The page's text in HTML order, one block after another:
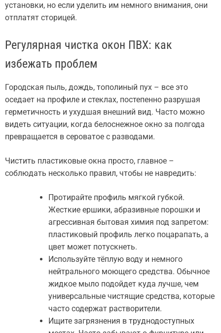
установки, но если уделить им немного внимания, они
отплатят сторицей.
Регулярная чистка окон ПВХ: как
избежать проблем
Городская пыль, дождь, тополиный пух – все это
оседает на профиле и стеклах, постепенно разрушая
герметичность и ухудшая внешний вид. Часто можно
видеть ситуации, когда белоснежное окно за полгода
превращается в сероватое с разводами.
Чистить пластиковые окна просто, главное –
соблюдать несколько правил, чтобы не навредить:
Протирайте профиль мягкой губкой.
Жесткие ершики, абразивные порошки и
агрессивная бытовая химия под запретом:
пластиковый профиль легко поцарапать, а
цвет может потускнеть.
Используйте тёплую воду и немного
нейтрального моющего средства. Обычное
жидкое мыло подойдет куда лучше, чем
универсальные чистящие средства, которые
часто содержат растворители.
Ищите загрязнения в труднодоступных